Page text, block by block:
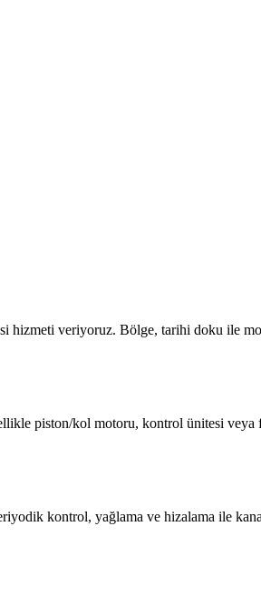
hizmeti veriyoruz. Bölge, tarihi doku ile
piston/kol motoru, kontrol ünitesi
kontrol, yağlama ve hizalama ile